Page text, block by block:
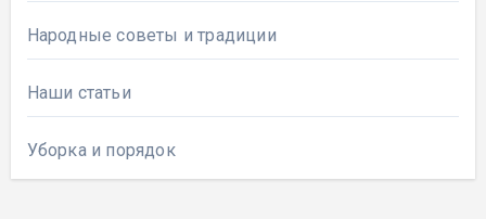
Народные советы и традиции
Наши статьи
Уборка и порядок